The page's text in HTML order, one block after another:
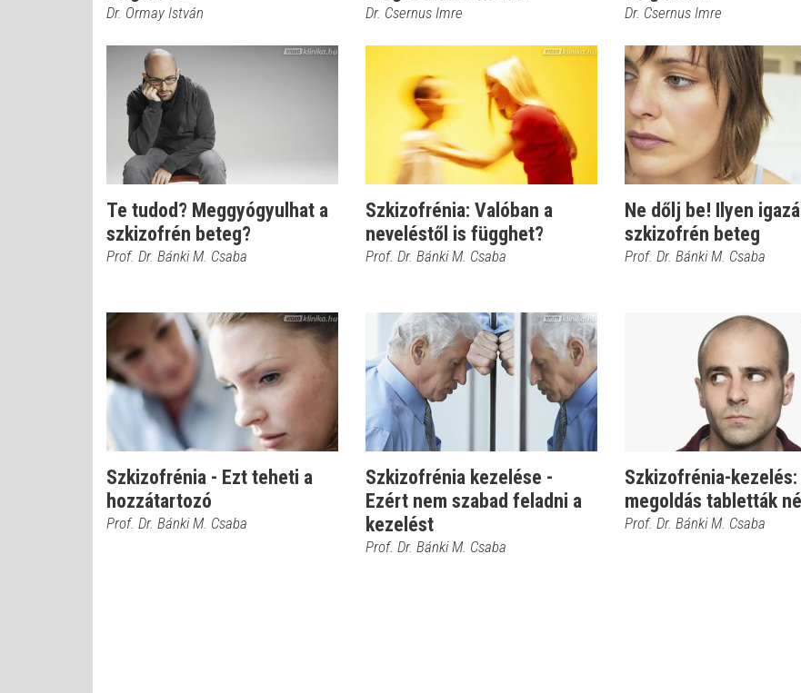
Dr. Ormay István Dr. Csernus Imre Dr. Csernus Imre
Te tudod? Meggyógyulhat a
szkizofrén beteg?
Prof. Dr. Bánki M. Csaba
Szkizofrénia: Valóban a
neveléstől is függhet?
Prof. Dr. Bánki M. Csaba
Ne dőlj be! Ilyen
szkizofrén beteg
Prof. Dr. Bánki M. Csaba
Szkizofrénia - Ezt teheti a
hozzátartozó
Prof. Dr. Bánki M. Csaba
Szkizofrénia kezelése -
Ezért nem szabad feladni a
kezelést
Prof. Dr. Bánki M. Csaba
Szkizofrénia-kezelés:
megoldás tabletták
Prof. Dr. Bánki M. Csaba